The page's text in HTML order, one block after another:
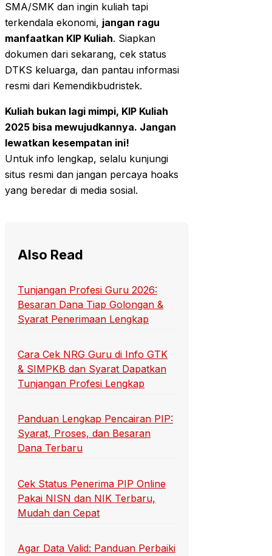
SMA/SMK dan ingin kuliah tapi
terkendala ekonomi, jangan ragu
manfaatkan KIP Kuliah. Siapkan
dokumen dari sekarang, cek status
DTKS keluarga, dan pantau informasi
resmi dari Kemendikbudristek.
Kuliah bukan lagi mimpi, KIP Kuliah
2025 bisa mewujudkannya. Jangan
lewatkan kesempatan ini!
Untuk info lengkap, selalu kunjungi
situs resmi dan jangan percaya hoaks
yang beredar di media sosial.
Also Read
Tunjangan Profesi Guru 2026:
Besaran Dana Tiap Golongan &
Syarat Penerimaan Lengkap
Cara Cek NRG Guru di Info GTK
& SIMPKB dan Syarat Dapatkan
Tunjangan Profesi Lengkap
Panduan Lengkap Pencairan PIP:
Syarat, Proses, dan Besaran
Dana Terbaru
Cek Status Penerima PIP Online
Pakai NISN dan NIK Terbaru,
Mudah dan Cepat
Agar Data Valid: Panduan Perbaiki